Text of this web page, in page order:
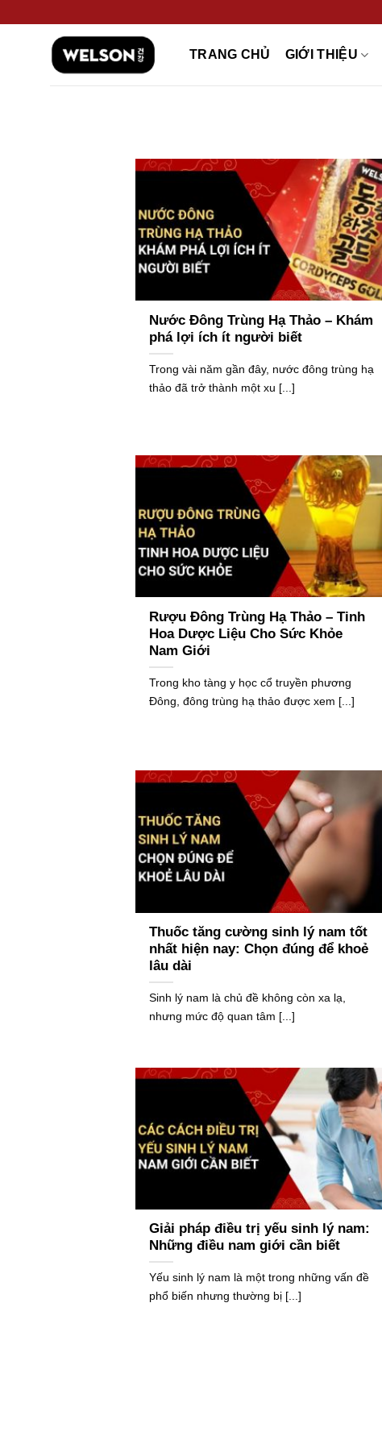
TRANG CHỦ GIỚI THIỆU
Nước Đông Trùng Hạ Thảo – Khám
phá lợi ích ít người biết
Trong vài năm gần đây, nước đông trùng hạ
thảo đã trở thành một xu [...]
Rượu Đông Trùng Hạ Thảo – Tinh
Hoa Dược Liệu Cho Sức Khỏe
Nam Giới
Trong kho tàng y học cổ truyền phương
Đông, đông trùng hạ thảo được xem [...]
Thuốc tăng cường sinh lý nam tốt
nhất hiện nay: Chọn đúng để khoẻ
lâu dài
Sinh lý nam là chủ đề không còn xa lạ,
nhưng mức độ quan tâm [...]
Giải pháp điều trị yếu sinh lý nam:
Những điều nam giới cần biết
Yếu sinh lý nam là một trong những vấn đề
phổ biến nhưng thường bị [...]